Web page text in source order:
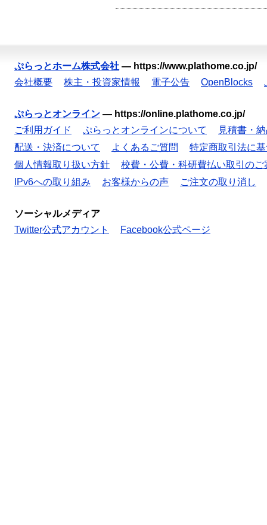
ぷらっとホーム株式会社 — https://www.plathome.co.jp/
会社概要
株主・投資家情報 電子公告 OpenBlocks
ぷらっとオンライン — https://online.plathome.co.jp/
ご利用ガイド
ぷらっとオンラインについて
見積書・
配送・決済について
よくあるご質問
特定商取引法に
個人情報取り扱い方針
校費・公費・科研費払い取引のご
IPv6への取り組み
お客様からの声 ご注文の取り消し
ソーシャルメディア
Twitter公式アカウント
Facebook公式ページ